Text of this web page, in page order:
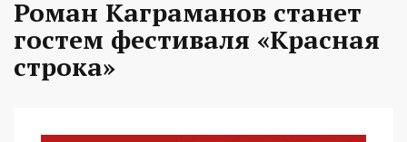
Роман Каграманов станет
гостем фестиваля «Красная
строка»